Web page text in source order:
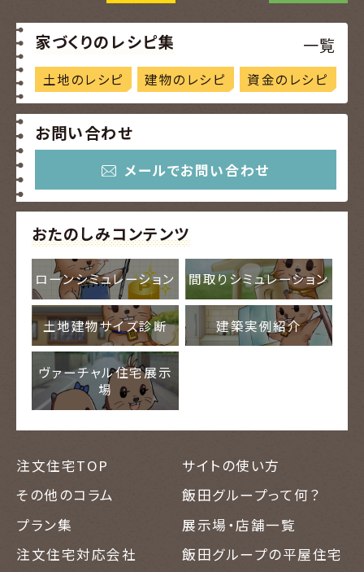
家づくりのレシピ集 一覧
土地のレシピ 建物のレシピ 資金のレシピ
お問い合わせ
メールでお問い合わせ
おたのしみコンテンツ
ローンシミュレーション 間取りシミュレーション
土地建物サイズ診断 建築実例紹介
ヴァーチャル住宅展示
場
注文住宅TOP
サイトの使い方
その他のコラム
飯田グループって何？
プラン集
展示場・店舗一覧
注文住宅対応会社
飯田グループの平屋住宅